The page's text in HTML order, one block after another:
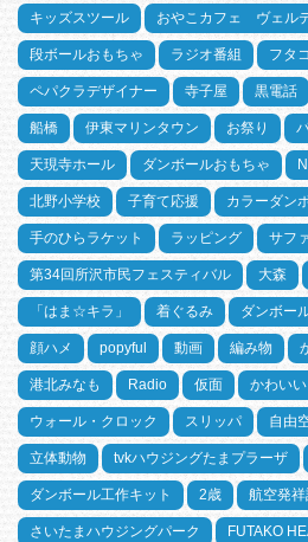
キッズスツール おやこカフェ ヴェル
段ボールおもちゃ ラジオ番組 フタ
ペパクラデザイナー 寺子屋 黒電話
船橋 伊東マリンタウン お祭り
天現寺ホール ダンボールおもちゃ
北野小学校 子育て応援 カラーダン
手のひらラケット ラッピング サフ
第34回所沢市民フェスティバル 大森
「はま☆キラ」 着ぐるみ ダンボー
顔ハメ popyful 動画 編み物
港北みなも Radio 仮面 かわいい
ウォール・クロック スリッパ 自由
立体動物 tvkハウジングたまプラーザ
ダンボール工作キット 2歳 航空発
さいたまハウジングパーク FUTAKO